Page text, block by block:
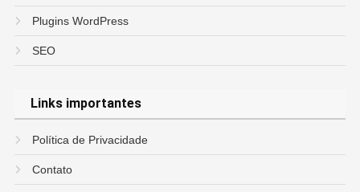
Plugins WordPress
SEO
Links importantes
Política de Privacidade
Contato